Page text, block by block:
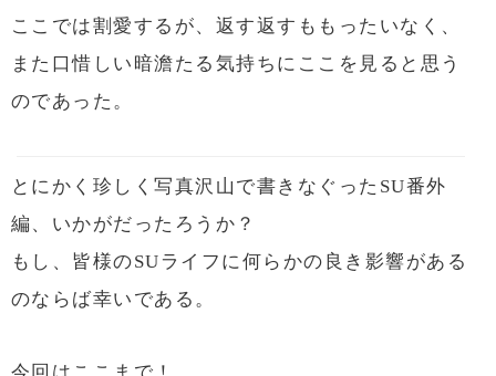
ここでは割愛するが、返す返すももったいなく、
また口惜しい暗澹たる気持ちにここを見ると思う
のであった。
とにかく珍しく写真沢山で書きなぐったSU番外
編、いかがだったろうか？
もし、皆様のSUライフに何らかの良き影響がある
のならば幸いである。